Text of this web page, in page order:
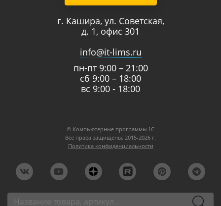
г. Кашира, ул. Советская,
д. 1, офис 301
info@it-lims.ru
пн-пт 9:00 – 21:00
сб 9:00 – 18:00
вс 9:00 - 18:00
© Компьютерные программы 1C
Все права защищены. 2015-2026 г.
Политика конфиденциальности